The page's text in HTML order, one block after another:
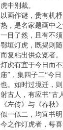
虎中别裁。
以画作谜，贵有机
热，是名家题画中
一目了然，且有不
鄂垣灯虎，既揭则
而复粘出供众览者。
灯虎有宜于今日而
庙”，集四子二“今
也。如时过境迁，则
射古人，有应书“古
《左传》与《春秋
似一似二，均宜书
今之作灯虎者，每